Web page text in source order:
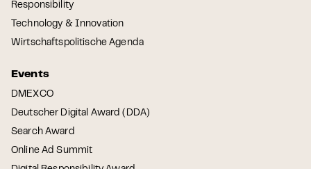
Responsibility
Technology & Innovation
Wirtschaftspolitische Agenda
Events
DMEXCO
Deutscher Digital Award (DDA)
Search Award
Online Ad Summit